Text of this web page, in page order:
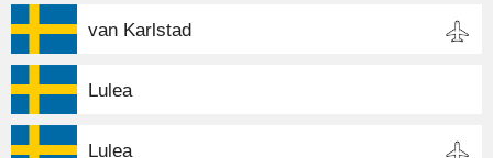
van Karlstad
Lulea
Lulea